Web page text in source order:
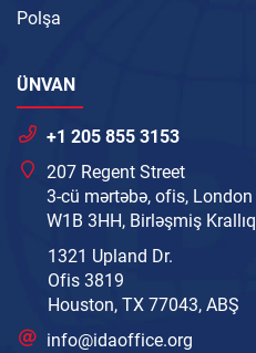
Polşa
ÜNVAN
+1 205 855 3153
207 Regent Street
3-cü mərtəbə, ofis, London
W1B 3HH, Birləşmiş Krallıq
1321 Upland Dr.
Ofis 3819
Houston, TX 77043, ABŞ
info@idaoffice.org